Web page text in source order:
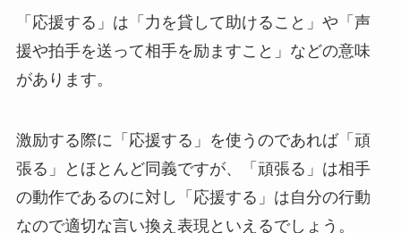
「応援する」は「力を貸して助けること」や「声
援や拍手を送って相手を励ますこと」などの意味
があります。
激励する際に「応援する」を使うのであれば「頑
張る」とほとんど同義ですが、「頑張る」は相手
の動作であるのに対し「応援する」は自分の行動
なので適切な言い換え表現といえるでしょう。